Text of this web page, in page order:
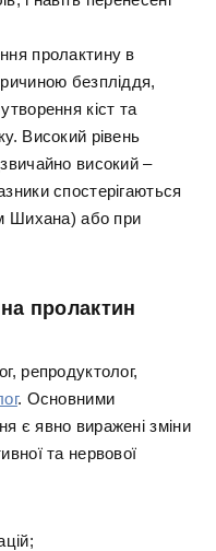
пролактину в
безпліддя,
кіст та
Високий рівень
високий –
спостерігаються
Шихана) або при
пролактин
репродуктолог,
. Основними
є явно виражені зміни
та нервової